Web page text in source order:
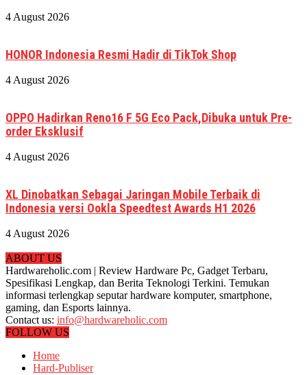
4 August 2026
HONOR Indonesia Resmi Hadir di TikTok Shop
4 August 2026
OPPO Hadirkan Reno16 F 5G Eco Pack,Dibuka untuk Pre-
order Eksklusif
4 August 2026
XL Dinobatkan Sebagai Jaringan Mobile Terbaik di
Indonesia versi Ookla Speedtest Awards H1 2026
4 August 2026
ABOUT US
Hardwareholic.com | Review Hardware Pc, Gadget Terbaru,
Spesifikasi Lengkap, dan Berita Teknologi Terkini. Temukan
informasi terlengkap seputar hardware komputer, smartphone,
gaming, dan Esports lainnya.
Contact us: info@hardwareholic.com
FOLLOW US
Home
Hard-Publiser